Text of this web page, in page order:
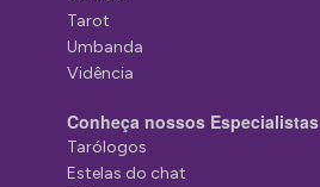
Tarot
Umbanda
Vidência
Conheça nossos Especialistas
Tarólogos
Estelas do chat